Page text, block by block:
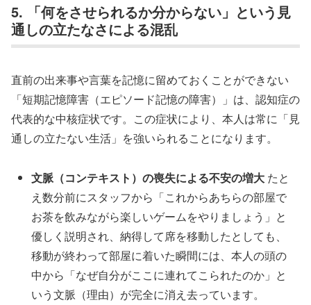
5. 「何をさせられるか分からない」という見
通しの立たなさによる混乱
直前の出来事や言葉を記憶に留めておくことができない
「短期記憶障害（エピソード記憶の障害）」は、認知症の
代表的な中核症状です。この症状により、本人は常に「見
通しの立たない生活」を強いられることになります。
文脈（コンテキスト）の喪失による不安の増大 たと
え数分前にスタッフから「これからあちらの部屋で
お茶を飲みながら楽しいゲームをやりましょう」と
優しく説明され、納得して席を移動したとしても、
移動が終わって部屋に着いた瞬間には、本人の頭の
中から「なぜ自分がここに連れてこられたのか」と
いう文脈（理由）が完全に消え去っています。